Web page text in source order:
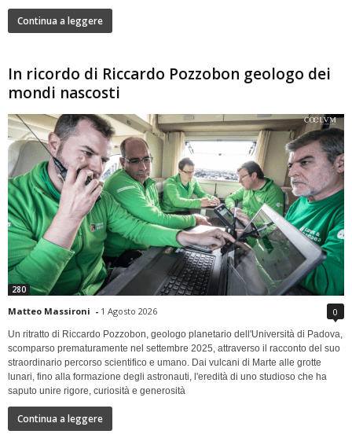
Continua a leggere
In ricordo di Riccardo Pozzobon geologo dei
mondi nascosti
280
Matteo Massironi - 1 Agosto 2026 0
Un ritratto di Riccardo Pozzobon, geologo planetario dell'Università di Padova,
scomparso prematuramente nel settembre 2025, attraverso il racconto del suo
straordinario percorso scientifico e umano. Dai vulcani di Marte alle grotte
lunari, fino alla formazione degli astronauti, l'eredità di uno studioso che ha
saputo unire rigore, curiosità e generosità
Continua a leggere